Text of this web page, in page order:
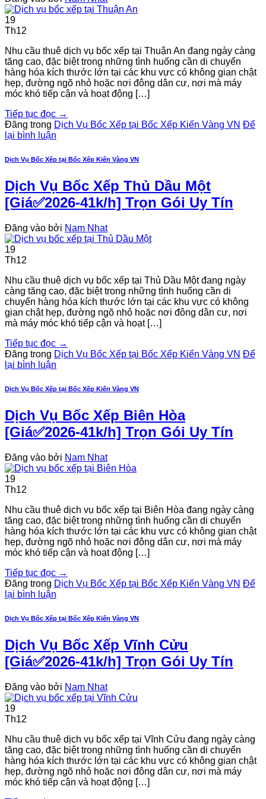
19
Th12
Nhu cầu thuê dịch vụ bốc xếp tại Thuận An đang ngày càng
tăng cao, đặc biệt trong những tình huống cần di chuyển
hàng hóa kích thước lớn tại các khu vực có không gian chật
hẹp, đường ngõ nhỏ hoặc nơi đông dân cư, nơi mà máy
móc khó tiếp cận và hoạt động […]
Tiếp tục đọc →
Đăng trong Dịch Vụ Bốc Xếp tại Bốc Xếp Kiến Vàng VN Để
lại bình luận
Dịch Vụ Bốc Xếp tại Bốc Xếp Kiến Vàng VN
Dịch Vụ Bốc Xếp Thủ Dầu Một
[Giá✅2026-41k/h] Trọn Gói Uy Tín
Đăng vào bởi Nam Nhat
19
Th12
Nhu cầu thuê dịch vụ bốc xếp tại Thủ Dầu Một đang ngày
càng tăng cao, đặc biệt trong những tình huống cần di
chuyển hàng hóa kích thước lớn tại các khu vực có không
gian chật hẹp, đường ngõ nhỏ hoặc nơi đông dân cư, nơi
mà máy móc khó tiếp cận và hoạt […]
Tiếp tục đọc →
Đăng trong Dịch Vụ Bốc Xếp tại Bốc Xếp Kiến Vàng VN Để
lại bình luận
Dịch Vụ Bốc Xếp tại Bốc Xếp Kiến Vàng VN
Dịch Vụ Bốc Xếp Biên Hòa
[Giá✅2026-41k/h] Trọn Gói Uy Tín
Đăng vào bởi Nam Nhat
19
Th12
Nhu cầu thuê dịch vụ bốc xếp tại Biên Hòa đang ngày càng
tăng cao, đặc biệt trong những tình huống cần di chuyển
hàng hóa kích thước lớn tại các khu vực có không gian chật
hẹp, đường ngõ nhỏ hoặc nơi đông dân cư, nơi mà máy
móc khó tiếp cận và hoạt động […]
Tiếp tục đọc →
Đăng trong Dịch Vụ Bốc Xếp tại Bốc Xếp Kiến Vàng VN Để
lại bình luận
Dịch Vụ Bốc Xếp tại Bốc Xếp Kiến Vàng VN
Dịch Vụ Bốc Xếp Vĩnh Cửu
[Giá✅2026-41k/h] Trọn Gói Uy Tín
Đăng vào bởi Nam Nhat
19
Th12
Nhu cầu thuê dịch vụ bốc xếp tại Vĩnh Cửu đang ngày càng
tăng cao, đặc biệt trong những tình huống cần di chuyển
hàng hóa kích thước lớn tại các khu vực có không gian chật
hẹp, đường ngõ nhỏ hoặc nơi đông dân cư, nơi mà máy
móc khó tiếp cận và hoạt động […]